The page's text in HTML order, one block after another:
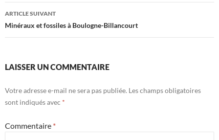
articles
ARTICLE SUIVANT
Minéraux et fossiles à Boulogne-Billancourt
LAISSER UN COMMENTAIRE
Votre adresse e-mail ne sera pas publiée. Les champs obligatoires
sont indiqués avec *
Commentaire *